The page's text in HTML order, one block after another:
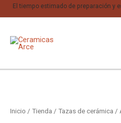
El tiempo estimado de preparación y
Inicio / Tienda / Tazas de cerámica /